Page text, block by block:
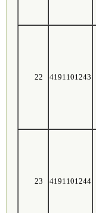
22 4191101243
23 4191101244